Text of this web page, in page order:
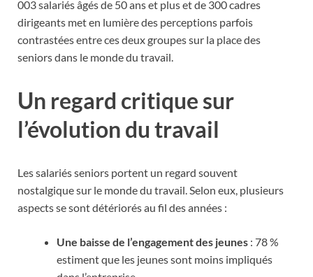
003 salariés âgés de 50 ans et plus et de 300 cadres
dirigeants met en lumière des perceptions parfois
contrastées entre ces deux groupes sur la place des
seniors dans le monde du travail.
Un regard critique sur
l’évolution du travail
Les salariés seniors portent un regard souvent
nostalgique sur le monde du travail. Selon eux, plusieurs
aspects se sont détériorés au fil des années :
Une baisse de l’engagement des jeunes : 78 %
estiment que les jeunes sont moins impliqués